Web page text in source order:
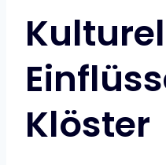
Klöster